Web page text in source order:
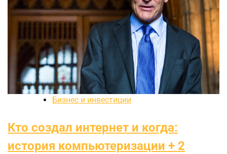
Бизнес и инвестиции
Кто создал интернет и когда:
история компьютеризации + 2